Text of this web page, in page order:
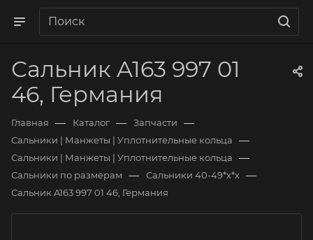
Сальник A163 997 01
46, Германия
Главная — Каталог — Запчасти —
Сальники | Манжеты | Уплотнительные кольца —
Сальники | Манжеты | Уплотнительные кольца —
Сальники по размерам — Сальники 40-49*х*х —
Сальник A163 997 01 46, Германия